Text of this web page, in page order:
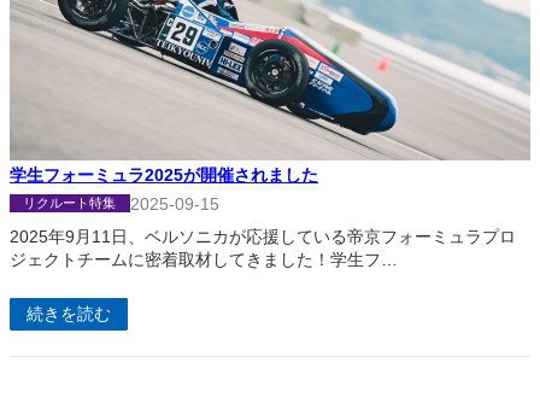
学生フォーミュラ2025が開催されました
リクルート特集
2025-09-15
2025年9月11日、ベルソニカが応援している帝京フォーミュラプロ
ジェクトチームに密着取材してきました！学生フ…
続きを読む